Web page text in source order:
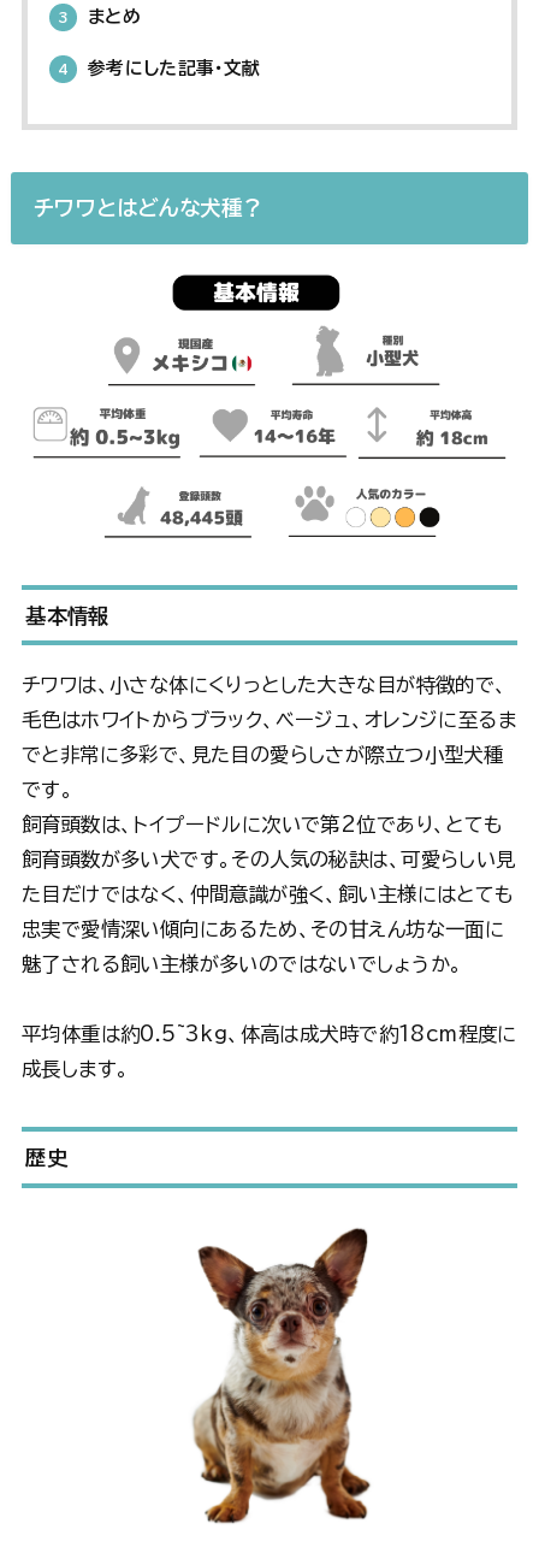
3 まとめ
4 参考にした記事・文献
チワワとはどんな犬種？
基本情報
チワワは、小さな体にくりっとした大きな目が特徴的で、
毛色はホワイトからブラック、ベージュ、オレンジに至るま
でと非常に多彩で、見た目の愛らしさが際立つ小型犬種
です。
飼育頭数は、トイプードルに次いで第2位であり、とても
飼育頭数が多い犬です。その人気の秘訣は、可愛らしい見
た目だけではなく、仲間意識が強く、飼い主様にはとても
忠実で愛情深い傾向にあるため、その甘えん坊な一面に
魅了される飼い主様が多いのではないでしょうか。
平均体重は約0.5~3kg、体高は成犬時で約18cm程度に
成長します。
歴史